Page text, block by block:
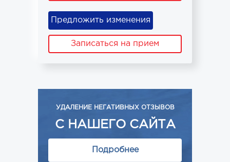
Предложить изменения
Записаться на прием
УДАЛЕНИЕ НЕГАТИВНЫХ ОТЗЫВОВ
С НАШЕГО САЙТА
Подробнее